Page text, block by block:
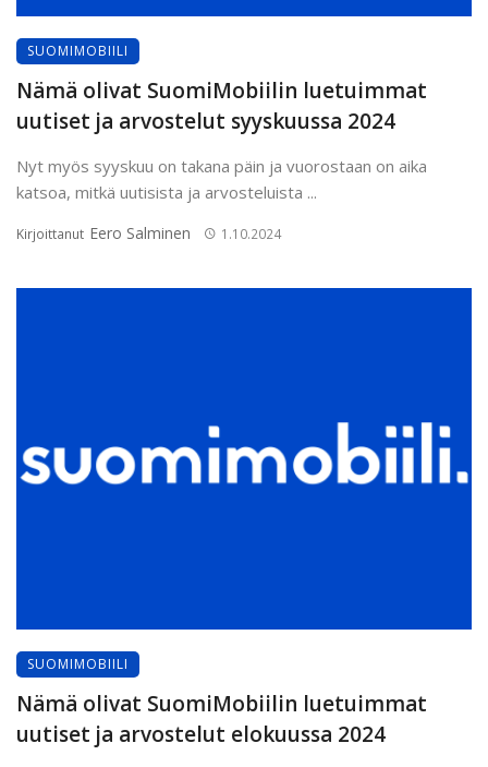
SUOMIMOBIILI
Nämä olivat SuomiMobiilin luetuimmat
uutiset ja arvostelut syyskuussa 2024
Nyt myös syyskuu on takana päin ja vuorostaan on aika
katsoa, mitkä uutisista ja arvosteluista ...
Kirjoittanut Eero Salminen 1.10.2024
SUOMIMOBIILI
Nämä olivat SuomiMobiilin luetuimmat
uutiset ja arvostelut elokuussa 2024